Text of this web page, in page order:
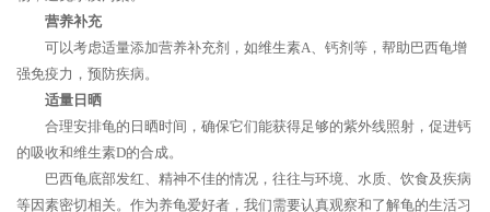
营养补充
可以考虑适量添加营养补充剂，如维生素A、钙剂等，帮助巴西龟增
强免疫力，预防疾病。
适量日晒
合理安排龟的日晒时间，确保它们能获得足够的紫外线照射，促进钙
的吸收和维生素D的合成。
巴西龟底部发红、精神不佳的情况，往往与环境、水质、饮食及疾病
等因素密切相关。作为养龟爱好者，我们需要认真观察和了解龟的生活习